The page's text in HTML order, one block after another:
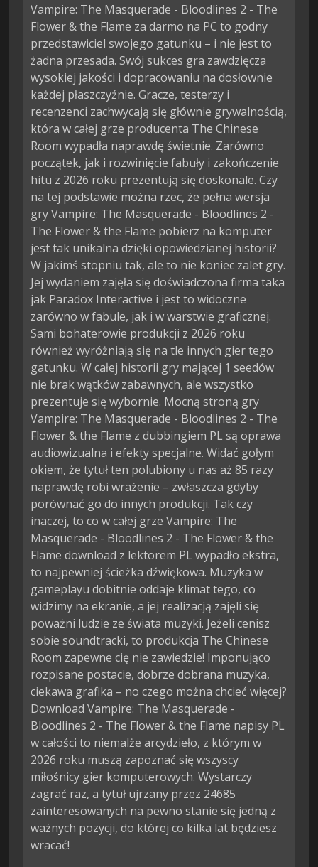
Vampire: The Masquerade - Bloodlines 2 - The
Flower & the Flame za darmo na PC to godny
przedstawiciel swojego gatunku – i nie jest to
żadna przesada. Swój sukces gra zawdzięcza
wysokiej jakości i dopracowaniu na dosłownie
każdej płaszczyźnie. Gracze, testerzy i
recenzenci zachwycają się głównie grywalnością,
która w całej grze producenta The Chinese
Room wypadła naprawdę świetnie. Zarówno
początek, jak i rozwinięcie fabuły i zakończenie
hitu z 2026 roku prezentują się doskonale. Czy
na tej podstawie można rzec, że pełna wersja
gry Vampire: The Masquerade - Bloodlines 2 -
The Flower & the Flame pobierz na komputer
jest tak unikalna dzięki opowiedzianej historii?
W jakimś stopniu tak, ale to nie koniec zalet gry.
Jej wydaniem zajęła się doświadczona firma taka
jak Paradox Interactive i jest to widoczne
zarówno w fabule, jak i w warstwie graficznej.
Sami bohaterowie produkcji z 2026 roku
również wyróżniają się na tle innych gier tego
gatunku. W całej historii gry mającej 1 seedów
nie brak wątków zabawnych, ale wszystko
prezentuje się wybornie. Mocną stroną gry
Vampire: The Masquerade - Bloodlines 2 - The
Flower & the Flame z dubbingiem PL są oprawa
audiowizualna i efekty specjalne. Widać gołym
okiem, że tytuł ten polubiony u nas aż 85 razy
naprawdę robi wrażenie – zwłaszcza gdyby
porównać go do innych produkcji. Tak czy
inaczej, to co w całej grze Vampire: The
Masquerade - Bloodlines 2 - The Flower & the
Flame download z lektorem PL wypadło ekstra,
to najpewniej ścieżka dźwiękowa. Muzyka w
gameplayu dobitnie oddaje klimat tego, co
widzimy na ekranie, a jej realizacją zajęli się
poważni ludzie ze świata muzyki. Jeżeli cenisz
sobie soundtracki, to produkcja The Chinese
Room zapewne cię nie zawiedzie! Imponująco
rozpisane postacie, dobrze dobrana muzyka,
ciekawa grafika – no czego można chcieć więcej?
Download Vampire: The Masquerade -
Bloodlines 2 - The Flower & the Flame napisy PL
w całości to niemalże arcydzieło, z którym w
2026 roku muszą zapoznać się wszyscy
miłośnicy gier komputerowych. Wystarczy
zagrać raz, a tytuł ujrzany przez 24685
zainteresowanych na pewno stanie się jedną z
ważnych pozycji, do której co kilka lat będziesz
wracać!